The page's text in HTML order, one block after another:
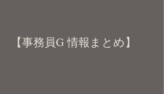
【事務員G 情報まとめ】